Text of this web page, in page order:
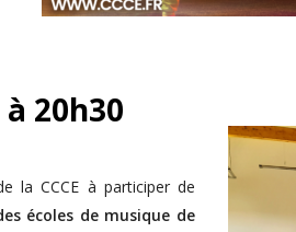
20h30
la CCCE à participer de
écoles de musique de